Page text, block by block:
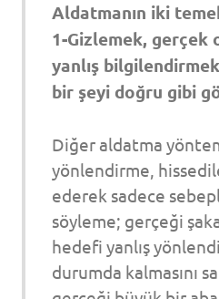
Aldatmanın iki
1-Gizlemek, gerçek
yanlış
bir şeyi doğru gibi
Diğer aldatma
yönlendirme,
ederek sadece
söyleme; gerçeği
hedefi yanlış
durumda kalmasını